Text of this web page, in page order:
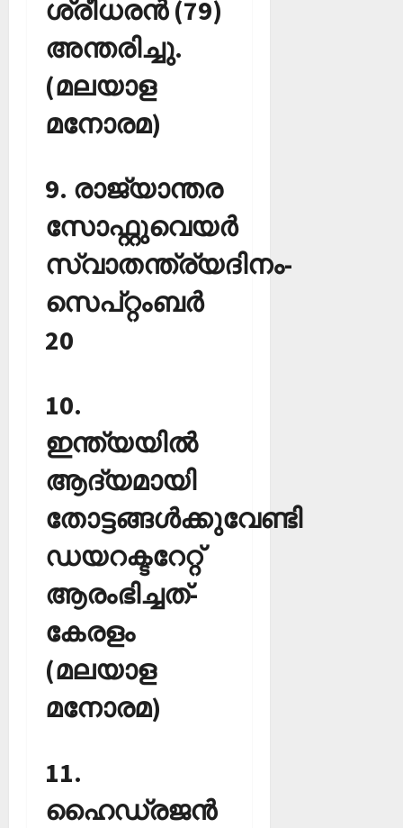
ശ്രീധരന്‍ (79)
അന്തരിച്ചു.
(മലയാള
മനോരമ)
9. രാജ്യാന്തര
സോഫ്റ്റുവെയര്‍
സ്വാതന്ത്ര്യദിനം-
സെപ്റ്റംബര്‍
20
10.
ഇന്ത്യയില്‍
ആദ്യമായി
തോട്ടങ്ങള്‍ക്കുവേണ്ടി
ഡയറക്ടറേറ്റ്
ആരംഭിച്ചത്-
കേരളം
(മലയാള
മനോരമ)
11.
ഹൈഡ്രജന്‍